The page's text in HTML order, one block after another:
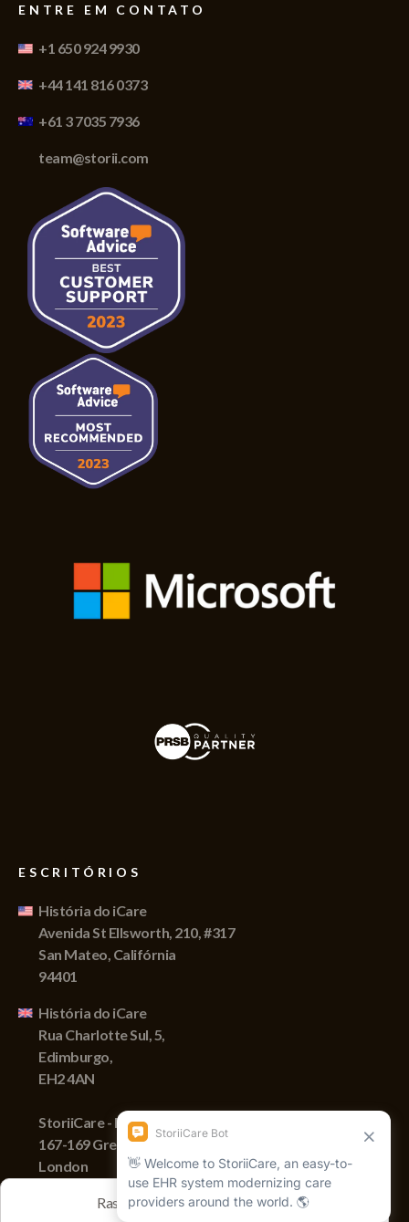
ENTRE EM CONTATO
+1 650 924 9930
+44 141 816 0373
+61 3 7035 7936
team@storii.com
ESCRITÓRIOS
História do iCare
Avenida St Ellsworth, 210, #317
San Mateo, Califórnia
94401
História do iCare
Rua Charlotte Sul, 5,
Edimburgo,
EH2 4AN
StoriiCare - England
167-169 Great Portland Street,
London
Rastreamos sessões com cookies